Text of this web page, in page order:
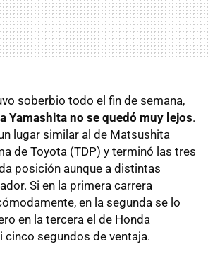
soberbio todo el fin de semana,
Yamashita no se quedó muy lejos.
lugar similar al de Matsushita
de Toyota (TDP) y terminó las tres
posición aunque a distintas
Si en la primera carrera
en la segunda se lo
en la tercera el de Honda
cinco segundos de ventaja.